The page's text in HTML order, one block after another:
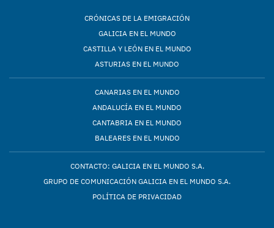
CRÓNICAS DE LA EMIGRACIÓN
GALICIA EN EL MUNDO
CASTILLA Y LEÓN EN EL MUNDO
ASTURIAS EN EL MUNDO
CANARIAS EN EL MUNDO
ANDALUCÍA EN EL MUNDO
CANTABRIA EN EL MUNDO
BALEARES EN EL MUNDO
CONTACTO: GALICIA EN EL MUNDO S.A.
GRUPO DE COMUNICACIÓN GALICIA EN EL MUNDO S.A.
POLÍTICA DE PRIVACIDAD